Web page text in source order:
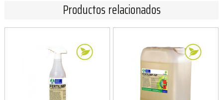
Productos relacionados